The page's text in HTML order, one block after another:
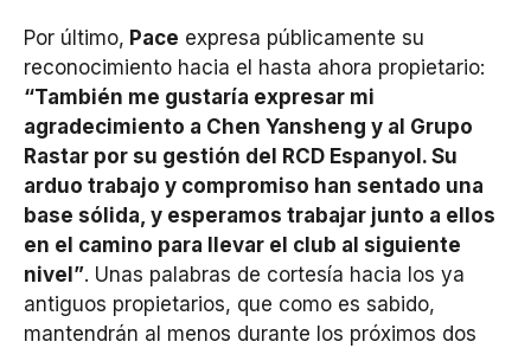
Por último, Pace expresa públicamente su
reconocimiento hacia el hasta ahora propietario:
“También me gustaría expresar mi
agradecimiento a Chen Yansheng y al Grupo
Rastar por su gestión del RCD Espanyol. Su
arduo trabajo y compromiso han sentado una
base sólida, y esperamos trabajar junto a ellos
en el camino para llevar el club al siguiente
nivel”. Unas palabras de cortesía hacia los ya
antiguos propietarios, que como es sabido,
mantendrán al menos durante los próximos dos